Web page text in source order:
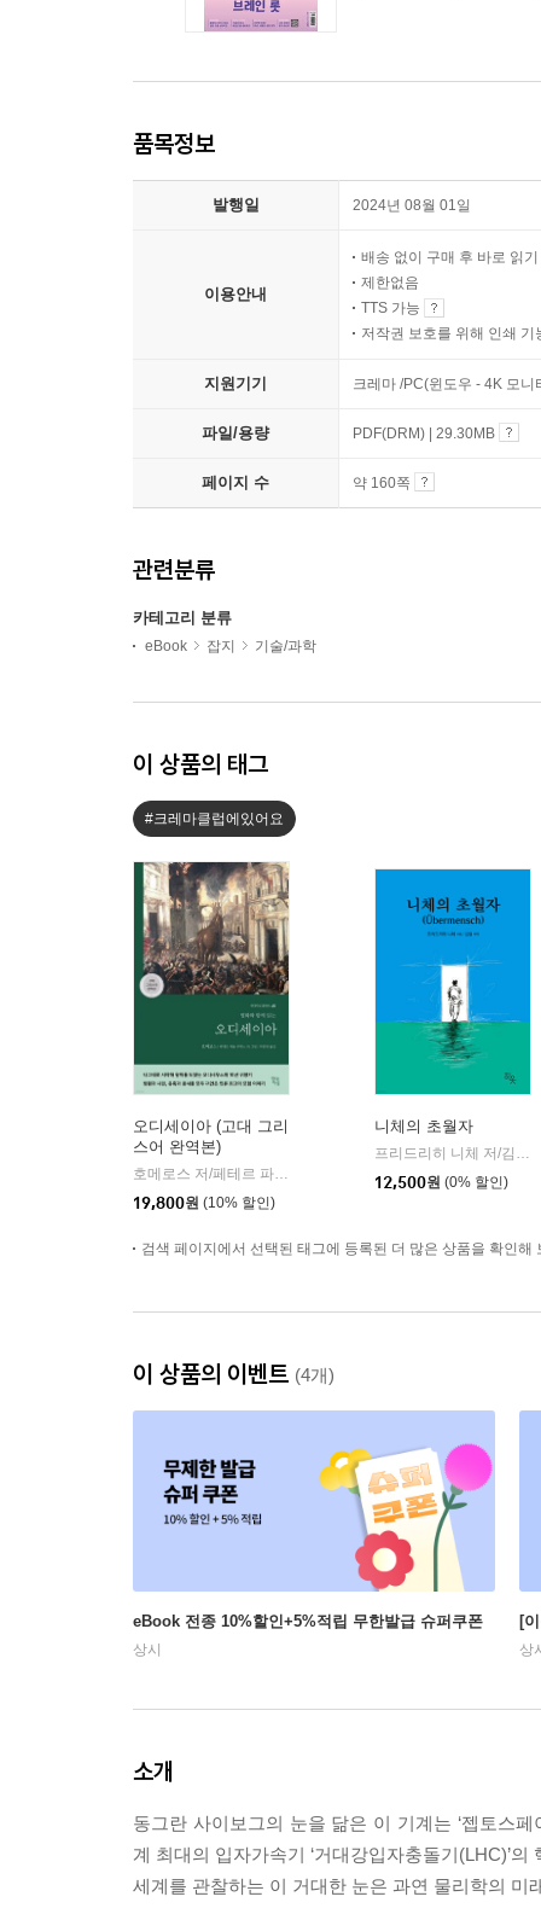
품목정보
발행일 2024년 08월 01일
이용안내
배송 없이 구매 후 바로 읽기
제한없음
TTS 가능
저작권 보호를 위해 인쇄 기
지원기기 크레마 /PC(윈도우 - 4K 모
파일/용량 PDF(DRM) | 29.30MB
페이지 수 약 160쪽
관련분류
카테고리 분류
eBook 잡지 기술/과학
이 상품의 태그
#크레마클럽에있어요
오디세이아 (고대 그리
스어 완역본)
| 현대지성
19,800원 (10% 할인)
니체의 초월자
12,500원 (0% 할인)
검색 페이지에서 선택된 태그에 등록된 더 많은 상품을 확인해
이 상품의 이벤트 (4개)
eBook 전종 10%할인+5%적립 무한발급 슈퍼쿠폰
상시
[
상
소개
동그란 사이보그의 눈을 닮은 이 기계는 ‘젭토스
계 최대의 입자가속기 ‘거대강입자충돌기(LHC)’
세계를 관찰하는 이 거대한 눈은 과연 물리학의 미